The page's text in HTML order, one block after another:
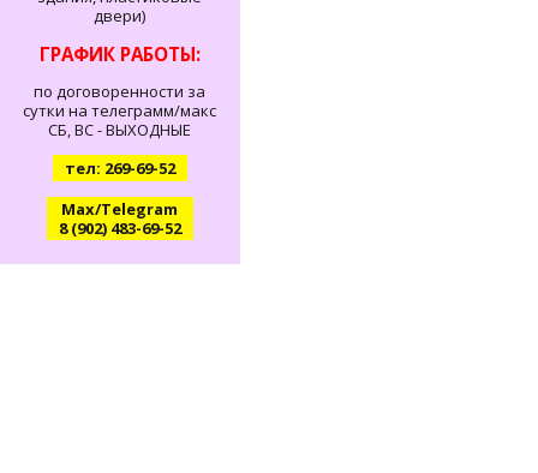
двери)
ГРАФИК РАБОТЫ:
по договоренности за
сутки на телеграмм/макс
СБ, ВС - ВЫХОДНЫЕ
тел: 269-69-52
Max/Telegram
8 (902) 483-69-52